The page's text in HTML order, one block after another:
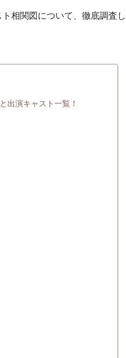
相関図について、徹底調査し
出演キャスト一覧！